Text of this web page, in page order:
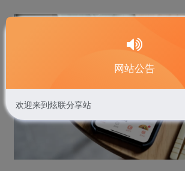
网站公告
欢迎来到炫联分享站